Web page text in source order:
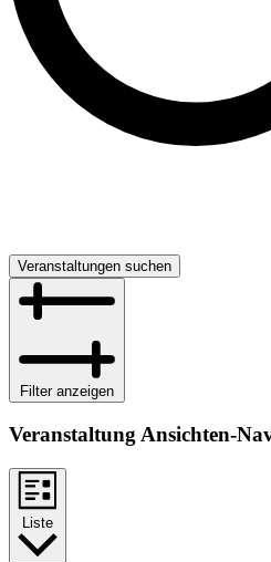
Veranstaltungen suchen
Filter anzeigen
Veranstaltung Ansichten-
Liste